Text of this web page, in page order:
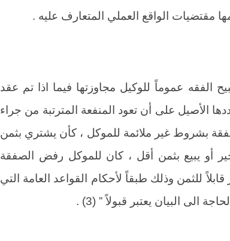
مقتضيات الواقع العملي المتعارف عليه .
الفقه عموماً للوكيل مجاوزتها فيما اذا تم عقد
الأصيل على أن تعود المنفعة المترتبة من جراء
الصفقة بشروط غير ملائمة للموكل ، كأن يشتري بثمن
أو يبيع بثمن أقل ، كان للموكل رفض الصفقة
للثمن وذلك طبقاً لأحكام القواعد العامة التي
البيان يعتبر قبولاً ” (3) .